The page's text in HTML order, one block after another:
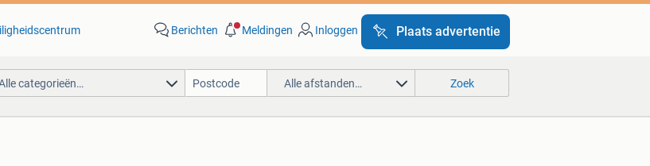
Berichten Meldingen Inloggen Plaats advertentie
categorieën… Alle afstanden… Zoek